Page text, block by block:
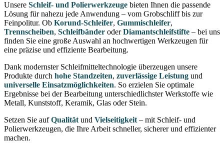
Unsere Schleif- und Polierwerkzeuge bieten Ihnen die passende
Lösung für nahezu jede Anwendung – vom Grobschliff bis zur
Feinpolitur. Ob Korund-Schleifer, Gummischleifer,
Trennscheiben, Schleifbänder oderDiamantschleifstifte – bei uns
finden Sie eine große Auswahl an hochwertigen Werkzeugen für
eine präzise und effiziente Bearbeitung.
Dank modernster Schleifmitteltechnologie überzeugen unsere
Produkte durch hohe Standzeiten, zuverlässige Leistung und
universelle Einsatzmöglichkeiten. So erzielen Sie optimale
Ergebnisse bei der Bearbeitung unterschiedlichster Werkstoffe wie
Metall, Kunststoff, Keramik, Glas oder Stein.
Setzen Sie aufQualität und Vielseitigkeit – mit Schleif- und
Polierwerkzeugen, die Ihre Arbeit schneller, sicherer und effizienter
machen.